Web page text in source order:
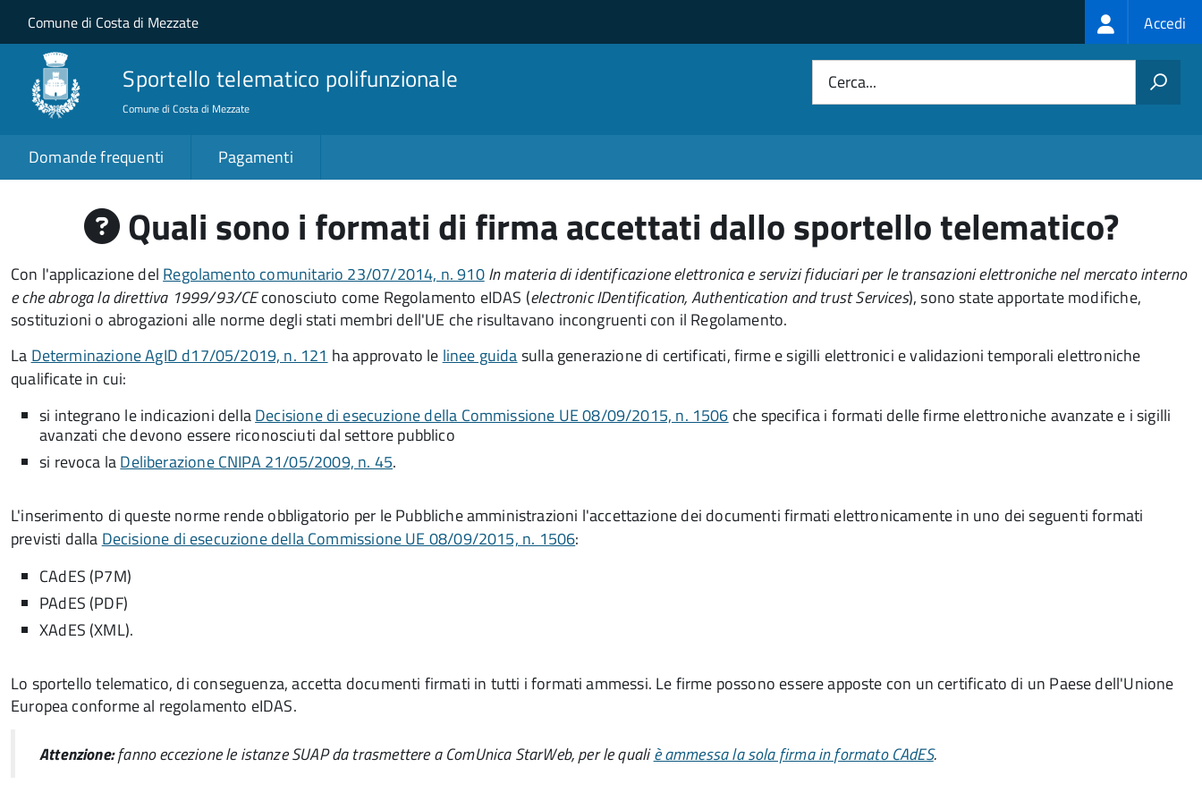
Salta al contenuto principale
Skip to site navigation
Comune di Costa di Mezzate Login
menu
Accedi
Sportello telematico polifunzionale
Comune di Costa di Mezzate
Cerca...
Domande frequenti Pagamenti
Quali sono i formati di firma accettati dallo sportello telematico?
Con l'applicazione del Regolamento comunitario 23/07/2014, n. 910In materia di identificazione elettronica e servizi fiduciari per le transazioni elettroniche nel mercato interno
e che abroga la direttiva 1999/93/CEconosciuto come Regolamento eIDAS (electronic IDentification, Authentication and trust Services), sono state apportate modifiche,
sostituzioni o abrogazioni alle norme degli stati membri dell'UE che risultavano incongruenti con il Regolamento.
La Determinazione AgID d17/05/2019, n. 121 ha approvato le linee guidasulla generazione di certificati, firme e sigilli elettronici e validazioni temporali elettroniche
qualificate in cui:
si integrano le indicazioni dellaDecisione di esecuzione della Commissione UE 08/09/2015, n. 1506 che specifica i formati delle firme elettroniche avanzate e i sigilli
avanzati che devono essere riconosciuti dal settore pubblico
si revoca laDeliberazione CNIPA 21/05/2009, n. 45.
L'inserimento di queste norme rende obbligatorio per le Pubbliche amministrazioni l'accettazione dei documenti firmati elettronicamente in uno dei seguenti formati
previsti dalla Decisione di esecuzione della Commissione UE 08/09/2015, n. 1506:
CAdES (P7M)
PAdES (PDF)
XAdES (XML).
Lo sportello telematico, di conseguenza, accetta documenti firmati in tutti i formati ammessi. Le firme possono essere apposte con un certificato di un Paese dell'Unione
Europea conforme al regolamento eIDAS.
Attenzione:fanno eccezione le istanze SUAP da trasmettere a ComUnica StarWeb, per le qualiè ammessa la sola firma in formato CAdES.